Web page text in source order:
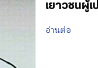
เยาวชนผู้
อ่านต่อ